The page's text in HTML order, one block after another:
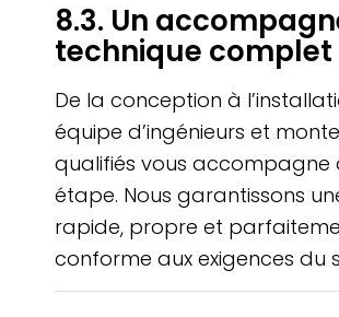
8.3. Un
technique complet
De la conception à
équipe d’ingénieurs et
qualifiés vous accompagne
étape. Nous garantissons
rapide, propre et
conforme aux exigences du